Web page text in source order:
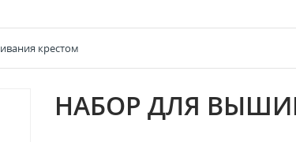
крестом
НАБОР ДЛЯ